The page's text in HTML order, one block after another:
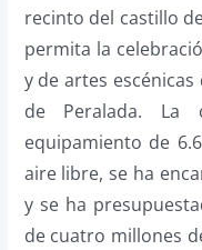
recinto del castillo
permita la
y de artes escénicas
de Peralada. La
equipamiento de
aire libre, se ha
y se ha
de cuatro millones